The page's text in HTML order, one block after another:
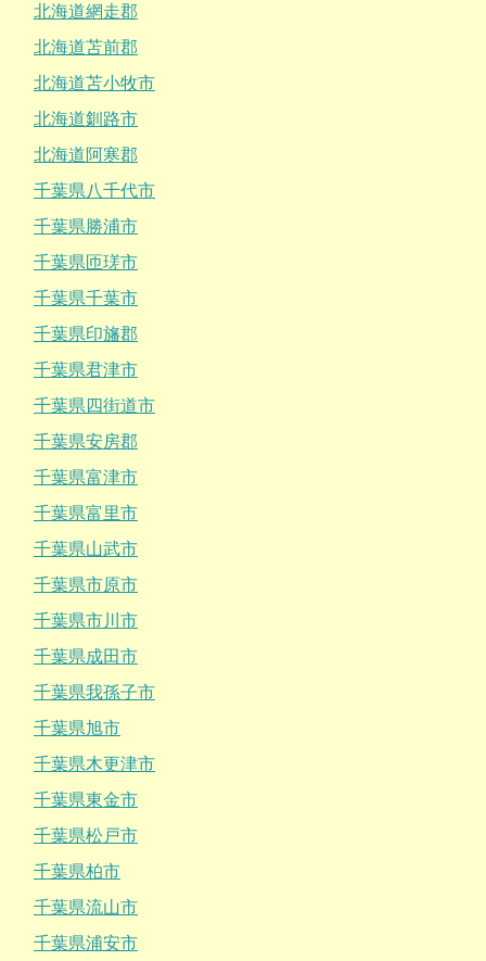
北海道網走郡
北海道苫前郡
北海道苫小牧市
北海道釧路市
北海道阿寒郡
千葉県八千代市
千葉県勝浦市
千葉県匝瑳市
千葉県千葉市
千葉県印旛郡
千葉県君津市
千葉県四街道市
千葉県安房郡
千葉県富津市
千葉県富里市
千葉県山武市
千葉県市原市
千葉県市川市
千葉県成田市
千葉県我孫子市
千葉県旭市
千葉県木更津市
千葉県東金市
千葉県松戸市
千葉県柏市
千葉県流山市
千葉県浦安市